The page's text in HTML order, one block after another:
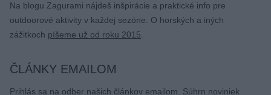
Na blogu Zagurami nájdeš inšpirácie a praktické info pre
outdoorové aktivity v každej sezóne. O horských a iných
zážitkoch píšeme už od roku 2015
ČLÁNKY EMAILOM
Prihlás sa na odber našich článkov emailom . Súhrn noviniek